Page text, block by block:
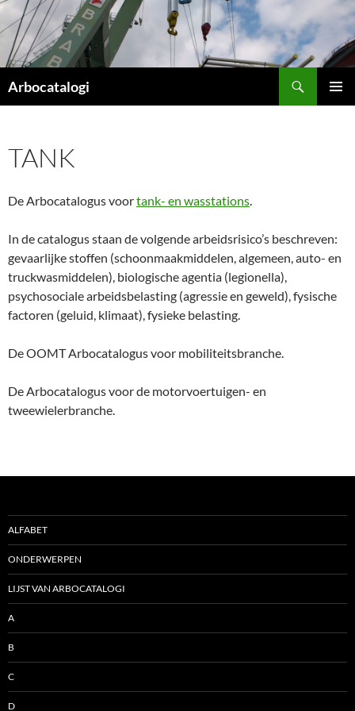
Ga
naar
de
inhoud
Arbocatalogi
TANK
De Arbocatalogus voortank- en wasstations.
In de catalogus staan de volgende arbeidsrisico’s beschreven:
gevaarlijke stoffen (schoonmaakmiddelen, algemeen, auto- en
truckwasmiddelen), biologische agentia (legionella),
psychosociale arbeidsbelasting (agressie en geweld), fysische
factoren (geluid, klimaat), fysieke belasting.
De OOMT Arbocatalogus voor mobiliteitsbranche.
De Arbocatalogus voor de motorvoertuigen- en
tweewielerbranche.
ALFABET
ONDERWERPEN
LIJST VAN ARBOCATALOGI
A
B
C
D